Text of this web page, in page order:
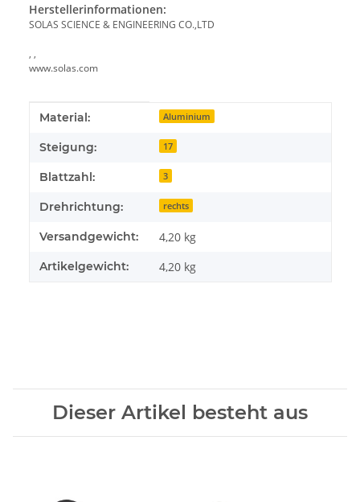
Herstellerinformationen:
SOLAS SCIENCE & ENGINEERING CO.,LTD
, ,
www.solas.com
Produkteigenschaft
Wert
Material: Aluminium
Steigung: 17
Blattzahl: 3
Drehrichtung: rechts
Versandgewicht: 4,20 kg
Artikelgewicht: 4,20 kg
Dieser Artikel besteht aus